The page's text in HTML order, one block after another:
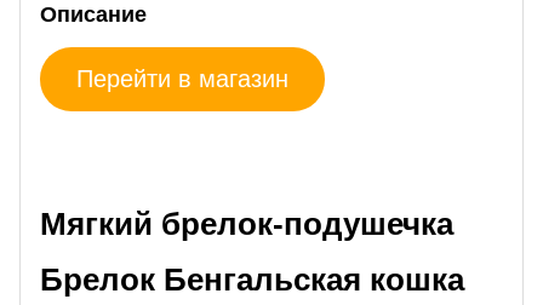
Описание
Перейти в магазин
Мягкий брелок-подушечка
Брелок Бенгальская кошка